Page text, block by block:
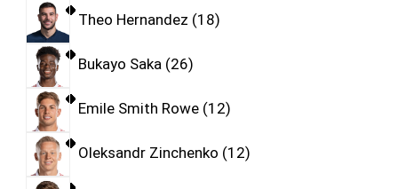
Theo Hernandez 18
Bukayo Saka 26
Emile Smith Rowe 12
Oleksandr Zinchenko 12